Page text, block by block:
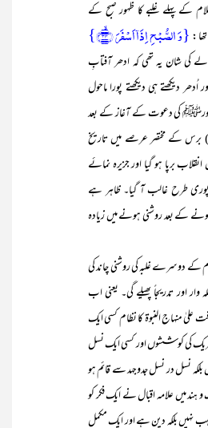
کے پہلے غلبے کا ظہور صبح کے
:{وَ الصُّبۡحِ اِذَاۤ اَسۡفَرَ ﴿ۙ۳۴﴾}
کی شان یہ تھی کہ ادھر آفتابِ
دیکھتے ہی دیکھتے پورا ماحول
حضورﷺ کی دعوت کے آغاز کے بعد
صرف تیئیس (۲۳) برس کے مختصر عرصے میں تاریخ
برپا ہو گیا اور جزیرہ نمائے
طرح غالب آ گیا۔ ظاہر ہے
کے بعد روشنی ہونے میں زیادہ
دوسرے غلبہ کی روشنی چاند کی
وار اور تدریجاً پھیلے گی۔ یعنی اب
علیٰ منہاج النبوۃ کا نظام کسی ایک
کی کوششوں اور کسی ایک نسل
نسل در نسل جدوجہد سے قائم ہو
ہند میں علامہ اقبال نے ایک فکر کو
نہیں بلکہ دین ہے اور ایک مکمل